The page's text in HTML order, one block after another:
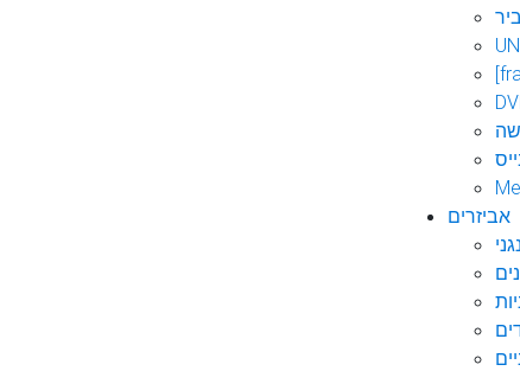
אביזרים